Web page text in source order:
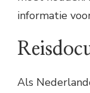
informatie
Als